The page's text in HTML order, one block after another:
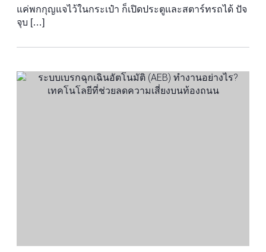
แค่พกกุญแจไว้ในกระเป๋า ก็เปิดประตูและสตาร์ทรถได้ ปัจ
จุบ […]